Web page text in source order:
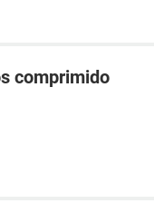
comprimido